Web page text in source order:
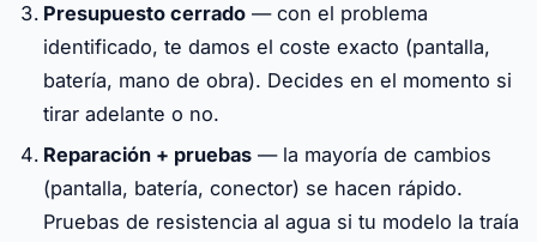
Presupuesto cerrado — con el problema
identificado, te damos el coste exacto (pantalla,
batería, mano de obra). Decides en el momento si
tirar adelante o no.
Reparación + pruebas — la mayoría de cambios
(pantalla, batería, conector) se hacen rápido.
Pruebas de resistencia al agua si tu modelo la traía